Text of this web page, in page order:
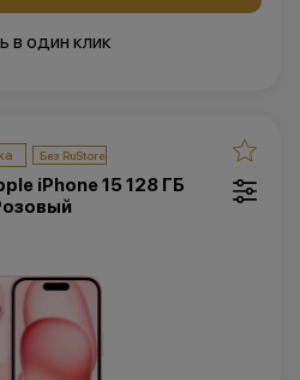
в один клик
iPhone 15 128 ГБ